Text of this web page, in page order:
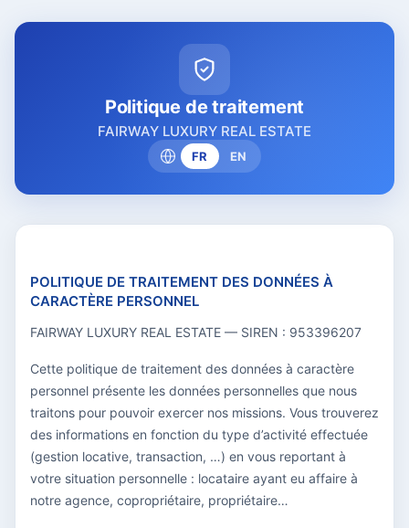
Politique de traitement
FAIRWAY LUXURY REAL ESTATE
FR EN
POLITIQUE DE TRAITEMENT DES DONNÉES À
CARACTÈRE PERSONNEL
FAIRWAY LUXURY REAL ESTATE — SIREN : 953396207
Cette politique de traitement des données à caractère
personnel présente les données personnelles que nous
traitons pour pouvoir exercer nos missions. Vous trouverez
des informations en fonction du type d’activité effectuée
(gestion locative, transaction, …) en vous reportant à
votre situation personnelle : locataire ayant eu affaire à
notre agence, copropriétaire, propriétaire…